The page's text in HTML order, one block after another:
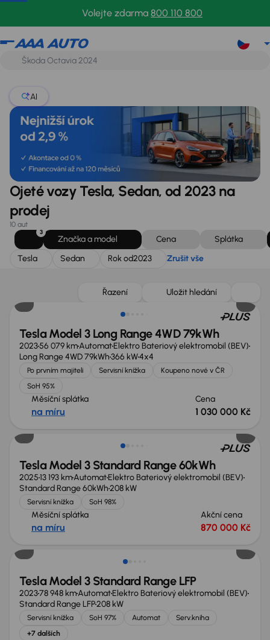
Volejte zdarma 800 110 800
Tesla
AI
Ojeté vozy Tesla, Sedan, od 2023 na
prodej
10 aut
3
Značka a model Cena
Splátka
Tesla
Sedan Rok od2023 Zrušit vše
Řazení Uložit hledání
Tesla Model 3 Long Range 4WD 79kWh
202356 079 kmAutomatElektro Bateriový elektromobil (BEV)
Long Range 4WD 79kWh366 kW4x4
Po prvním majiteli Servisní knížka
Koupeno nové v ČR
SoH 95%
Měsíční splátka
na míru
Cena
1 030 000 Kč
Tesla Model 3 Standard Range 60kWh
202513 193 kmAutomatElektro Bateriový elektromobil (BEV)
Standard Range 60kWh208 kW
Servisní knížka SoH 98%
Měsíční splátka
na míru
Akční cena
870 000 Kč
Zlevněno o 50 000 Kč
Tesla Model 3 Standard Range LFP
202378 948 kmAutomatElektro Bateriový elektromobil (BEV)
Standard Range LFP208 kW
Servisní knížka SoH 97% Automat
Serv.kniha
+7 dalších